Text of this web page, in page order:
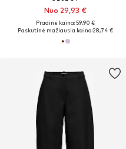
Nuo 29,93 €
Pradinė kaina: 59,90 €
Paskutinė mažiausia kaina:28,74 €